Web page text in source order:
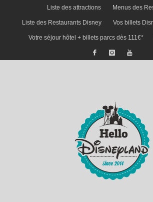
Liste des attractions Menus des
Liste des Restaurants Disney Vos billets
Votre séjour hôtel + billets parcs dès 111€*